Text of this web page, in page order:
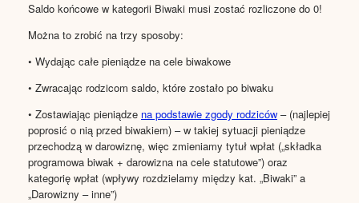
Saldo końcowe w kategorii Biwaki musi zostać rozliczone do 0!
Można to zrobić na trzy sposoby:
• Wydając całe pieniądze na cele biwakowe
• Zwracając rodzicom saldo, które zostało po biwaku
• Zostawiając pieniądze na podstawie zgody rodziców – (najlepiej
poprosić o nią przed biwakiem) – w takiej sytuacji pieniądze
przechodzą w darowiznę, więc zmieniamy tytuł wpłat („składka
programowa biwak + darowizna na cele statutowe”) oraz
kategorię wpłat (wpływy rozdzielamy między kat. „Biwaki” a
„Darowizny – inne”)